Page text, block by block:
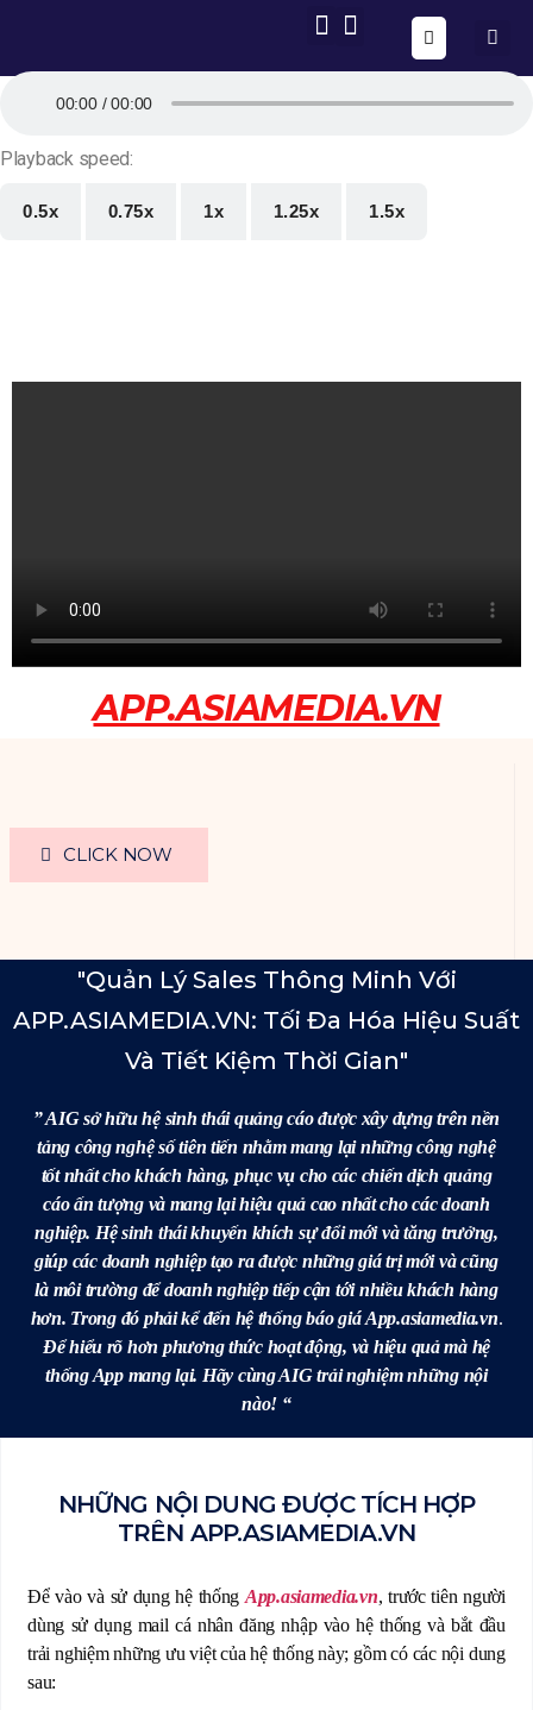
ì
00:00 00:00
Playback speed:
0.5x 0.75x 1x 1.25x 1.5x
APP.ASIAMEDIA.VN
CLICK NOW
"Quản Lý Sales Thông Minh Với
APP.ASIAMEDIA.VN: Tối Đa Hóa Hiệu Suất
Và Tiết Kiệm Thời Gian"
” AIG sở hữu hệ sinh thái quảng cáo được xây dựng trên nền
tảng công nghệ số tiên tiến nhằm mang lại những công nghệ
tốt nhất cho khách hàng, phục vụ cho các chiến dịch quảng
cáo ấn tượng và mang lại hiệu quả cao nhất cho các doanh
nghiệp. Hệ sinh thái khuyến khích sự đổi mới và tăng trưởng,
giúp các doanh nghiệp tạo ra được những giá trị mới và cũng
là môi trường để doanh nghiệp tiếp cận tới nhiều khách hàng
hơn. Trong đó phải kể đến hệ thống báo giá App.asiamedia.vn.
Để hiểu rõ hơn phương thức hoạt động, và hiệu quả mà hệ
thống App mang lại. Hãy cùng AIG trải nghiệm những nội
nào! “
NHỮNG NỘI DUNG ĐƯỢC TÍCH HỢP
TRÊN APP.ASIAMEDIA.VN
Để vào và sử dụng hệ thống App.asiamedia.vn, trước tiên người
dùng sử dụng mail cá nhân đăng nhập vào hệ thống và bắt đầu
trải nghiệm những ưu việt của hệ thống này; gồm có các nội dung
sau: